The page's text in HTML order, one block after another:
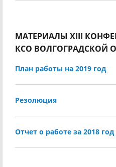
МАТЕРИАЛЫ XIII
КСО ВОЛГОГРАДСКОЙ
План работы на 2019 год
Резолюция
Отчет о работе за 2018 год